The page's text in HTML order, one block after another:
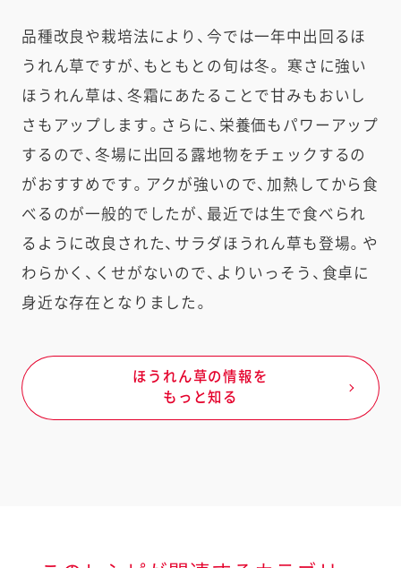
品種改良や栽培法により、今では一年中出回るほ
うれん草ですが、もともとの旬は冬。 寒さに強い
ほうれん草は、冬霜にあたることで甘みもおいし
さもアップします。さらに、栄養価もパワーアップ
するので、冬場に出回る露地物をチェックするの
がおすすめです。アクが強いので、加熱してから食
べるのが一般的でしたが、最近では生で食べられ
るように改良された、サラダほうれん草も登場。や
わらかく、くせがないので、よりいっそう、食卓に
身近な存在となりました。
ほうれん草の情報を
もっと知る